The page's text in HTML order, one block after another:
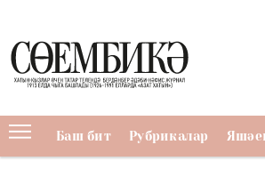
Баш бит Рубрикалар